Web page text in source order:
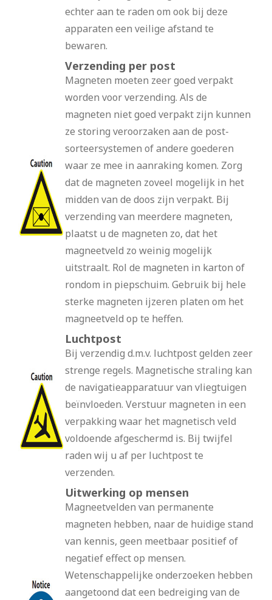
echter aan te raden om ook bij deze
apparaten een veilige afstand te
bewaren.
Verzending per post
Magneten moeten zeer goed verpakt
worden voor verzending. Als de
magneten niet goed verpakt zijn kunnen
ze storing veroorzaken aan de post-
sorteersystemen of andere goederen
waar ze mee in aanraking komen. Zorg
dat de magneten zoveel mogelijk in het
midden van de doos zijn verpakt. Bij
verzending van meerdere magneten,
plaatst u de magneten zo, dat het
magneetveld zo weinig mogelijk
uitstraalt. Rol de magneten in karton of
rondom in piepschuim. Gebruik bij hele
sterke magneten ijzeren platen om het
magneetveld op te heffen.
Luchtpost
Bij verzendig d.m.v. luchtpost gelden zeer
strenge regels. Magnetische straling kan
de navigatieapparatuur van vliegtuigen
beïnvloeden. Verstuur magneten in een
verpakking waar het magnetisch veld
voldoende afgeschermd is. Bij twijfel
raden wij u af per luchtpost te
verzenden.
Uitwerking op mensen
Magneetvelden van permanente
magneten hebben, naar de huidige stand
van kennis, geen meetbaar positief of
negatief effect op mensen.
Wetenschappelijke onderzoeken hebben
aangetoond dat een bedreiging van de